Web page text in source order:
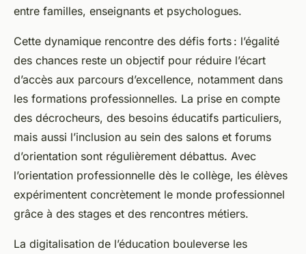
entre familles, enseignants et psychologues.
Cette dynamique rencontre des défis forts : l’égalité
des chances reste un objectif pour réduire l’écart
d’accès aux parcours d’excellence, notamment dans
les formations professionnelles. La prise en compte
des décrocheurs, des besoins éducatifs particuliers,
mais aussi l’inclusion au sein des salons et forums
d’orientation sont régulièrement débattus. Avec
l’orientation professionnelle dès le collège, les élèves
expérimentent concrètement le monde professionnel
grâce à des stages et des rencontres métiers.
La digitalisation de l’éducation bouleverse les